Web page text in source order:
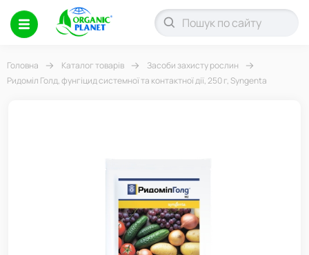
Головна Каталог товарів
Засоби захисту рослин
Ридоміл Голд, фунгіцид системної та контактної дії, 250 г, Syngenta